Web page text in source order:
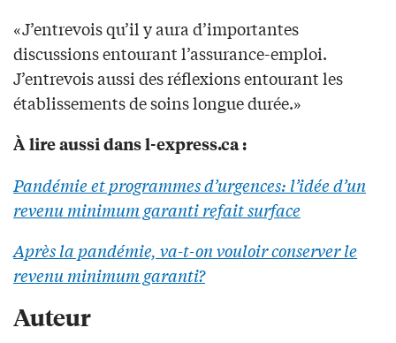
«J’entrevois qu’il y aura d’importantes
discussions entourant l’assurance-emploi.
J’entrevois aussi des réflexions entourant les
établissements de soins longue durée.»
À lire aussi dans l-express.ca :
Pandémie et programmes d’urgences: l’idée d’un
revenu minimum garanti refait surface
Après la pandémie, va-t-on vouloir conserver le
revenu minimum garanti?
Auteur